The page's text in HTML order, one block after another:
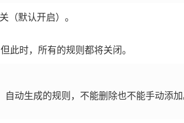
（默认开启）。
此时，所有的规则都将关闭。
自动生成的规则，不能删除也不能手动添